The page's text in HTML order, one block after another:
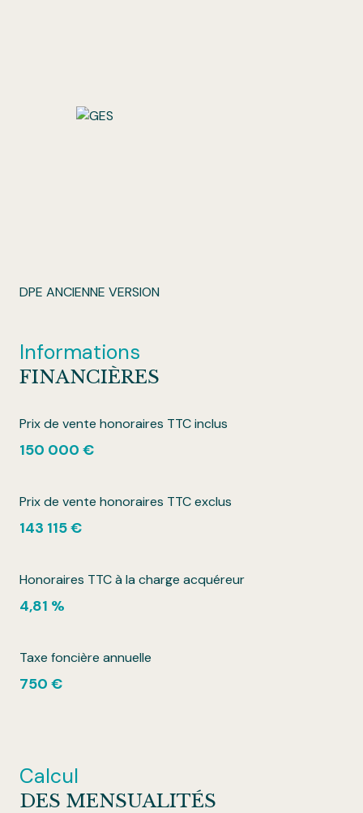
DPE ANCIENNE VERSION
Informations
FINANCIÈRES
Prix de vente honoraires TTC inclus
150 000 €
Prix de vente honoraires TTC exclus
143 115 €
Honoraires TTC à la charge acquéreur
4,81 %
Taxe foncière annuelle
750 €
Calcul
DES MENSUALITÉS